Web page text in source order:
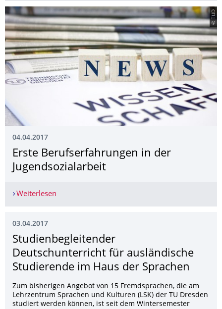
© TUD
04.04.2017
Erste Berufserfahrungen in der
Jugendsozialarbeit
Weiterlesen
03.04.2017
Studienbegleiten­der
Deutschunterricht für ausländische
Studierende im Haus der Sprachen
Zum bisherigen Angebot von 15 Fremdsprachen, die am
Lehrzentrum Sprachen und Kulturen (LSK) der TU Dresden
studiert werden können, ist seit dem Wintersemester